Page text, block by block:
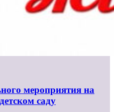
мероприятия на
саду